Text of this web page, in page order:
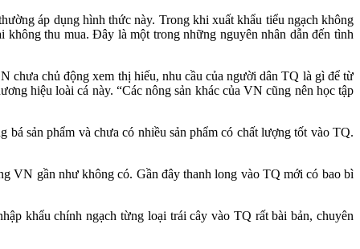
áp dụng hình thức này. Trong khi xuất khẩu tiểu ngạch không
thu mua. Đây là một trong những nguyên nhân dẫn đến tình
chủ động xem thị hiếu, nhu cầu của người dân TQ là gì để từ
hiệu loài cá này. “Các nông sản khác của VN cũng nên học tập
sản phẩm và chưa có nhiều sản phẩm có chất lượng tốt vào TQ.
VN gần như không có. Gần đây thanh long vào TQ mới có bao bì
khẩu chính ngạch từng loại trái cây vào TQ rất bài bản, chuyên